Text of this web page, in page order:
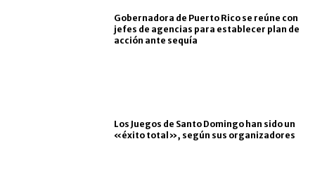
Gobernadora de Puerto Rico se reúne con
jefes de agencias para establecer plan de
acción ante sequía
Los Juegos de Santo Domingo han sido un
«éxito total», según sus organizadores